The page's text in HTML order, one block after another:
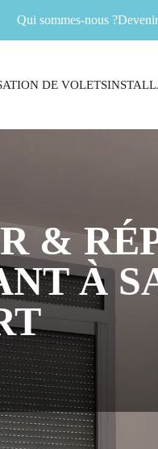
Qui sommes-nous ?
DE VOLETS
&
À